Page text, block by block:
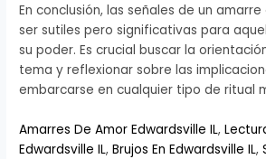
En conclusión, las señales de un
ser sutiles pero significativas para
su poder. Es crucial buscar la
tema y reflexionar sobre las
embarcarse en cualquier tipo de ritual
Amarres De Amor Edwardsville IL,
Edwardsville IL,Brujos En Edwardsville IL,